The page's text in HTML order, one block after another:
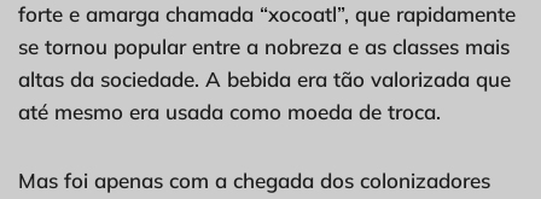
forte e amarga chamada “xocoatl”, que rapidamente
se tornou popular entre a nobreza e as classes mais
altas da sociedade. A bebida era tão valorizada que
até mesmo era usada como moeda de troca.
Mas foi apenas com a chegada dos colonizadores